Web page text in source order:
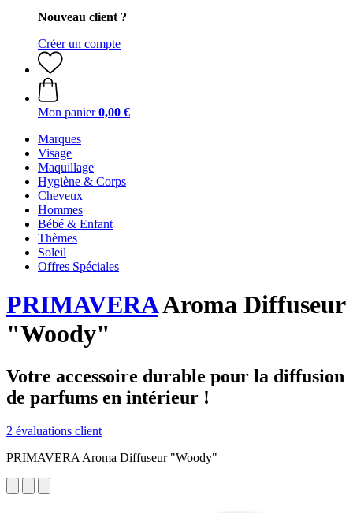
Nouveau client ?
Créer un compte
Mon panier 0,00 €
Marques
Visage
Maquillage
Hygiène & Corps
Cheveux
Hommes
Bébé & Enfant
Thèmes
Soleil
Offres Spéciales
PRIMAVERAAroma Diffuseur
"Woody"
Votre accessoire durable pour la diffusion
de parfums en intérieur !
2 évaluations client
PRIMAVERA Aroma Diffuseur "Woody"